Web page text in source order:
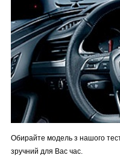
Обирайте модель з нашого
зручний для Вас час.